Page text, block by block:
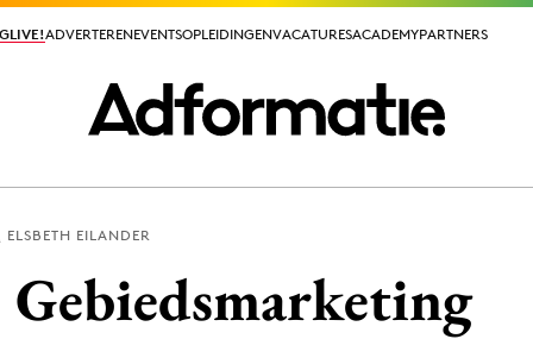
ADVERTERENEVENTSOPLEIDINGENVACATURESACADEMYPARTNERS
ADVERTERENEVENTSOPLEIDINGENVACATURESACADEMYPARTNERS
ELSBETH EILANDER
Gebiedsmarketing